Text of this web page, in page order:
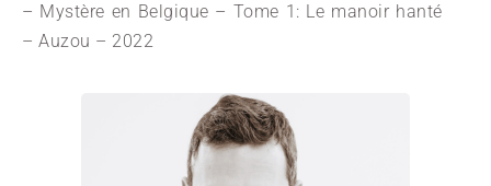
– Mystère en Belgique – Tome 1: Le manoir hanté
– Auzou – 2022